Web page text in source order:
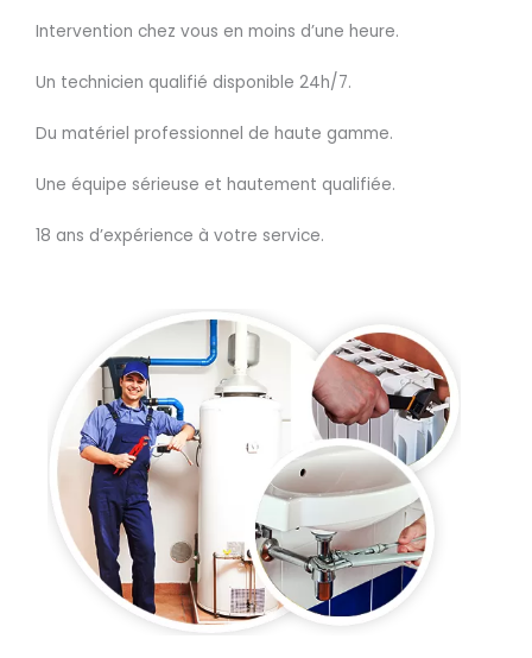
Intervention chez vous en moins d’une heure.
Un technicien qualifié disponible 24h/7.
Du matériel professionnel de haute gamme.
Une équipe sérieuse et hautement qualifiée.
18 ans d’expérience à votre service.